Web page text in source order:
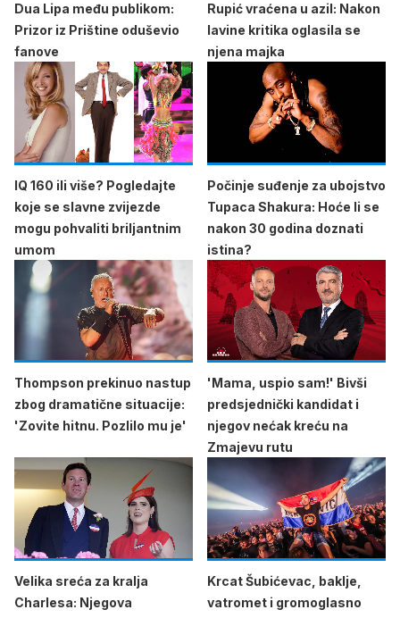
Dua Lipa među publikom:
Prizor iz Prištine oduševio
fanove
Rupić vraćena u azil: Nakon
lavine kritika oglasila se
njena majka
IQ 160 ili više? Pogledajte
koje se slavne zvijezde
mogu pohvaliti briljantnim
umom
Počinje suđenje za ubojstvo
Tupaca Shakura: Hoće li se
nakon 30 godina doznati
istina?
Thompson prekinuo nastup
zbog dramatične situacije:
'Zovite hitnu. Pozlilo mu je'
'Mama, uspio sam!' Bivši
predsjednički kandidat i
njegov nećak kreću na
Zmajevu rutu
Velika sreća za kralja
Charlesa: Njegova
Krcat Šubićevac, baklje,
vatromet i gromoglasno